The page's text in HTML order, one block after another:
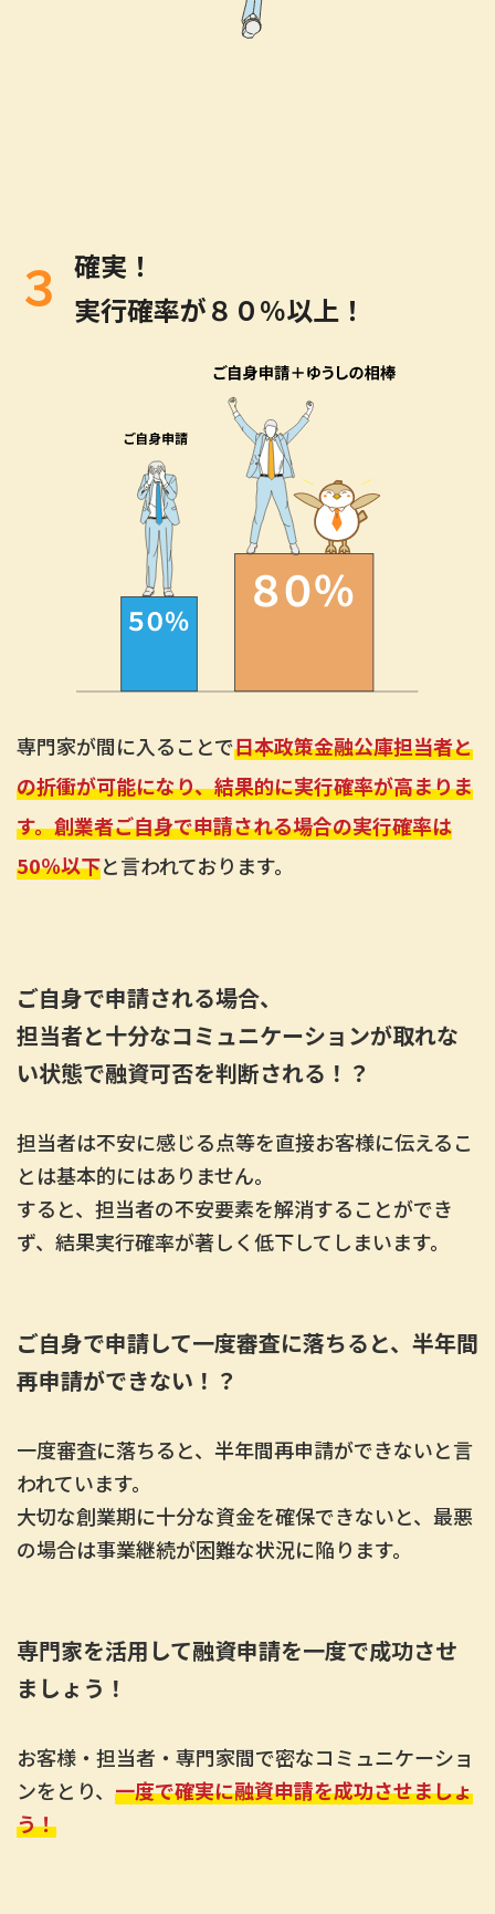
３ 確実！
実行確率が８０％以上！
専門家が間に入ることで日本政策金融公庫担当者と
の折衝が可能になり、結果的に実行確率が高まりま
す。創業者ご自身で申請される場合の実行確率は
50％以下と言われております。
ご自身で申請される場合、
担当者と十分なコミュニケーションが取れな
い状態で融資可否を判断される！？
担当者は不安に感じる点等を直接お客様に伝えるこ
とは基本的にはありません。
すると、担当者の不安要素を解消することができ
ず、結果実行確率が著しく低下してしまいます。
ご自身で申請して一度審査に落ちると、半年間
再申請ができない！？
一度審査に落ちると、半年間再申請ができないと言
われています。
大切な創業期に十分な資金を確保できないと、最悪
の場合は事業継続が困難な状況に陥ります。
専門家を活用して融資申請を一度で成功させ
ましょう！
お客様・担当者・専門家間で密なコミュニケーショ
ンをとり、 一度で確実に融資申請を成功させましょ
う！